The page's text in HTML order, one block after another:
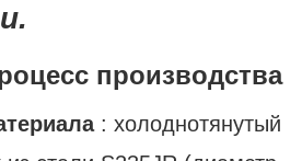
производства
: холоднотянутый